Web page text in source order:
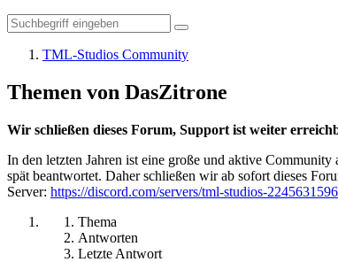
TML-Studios Community
Themen von DasZitrone
Wir schließen dieses Forum, Support ist weiter
In den letzten Jahren ist eine große und aktive
spät beantwortet. Daher schließen wir ab sofort dieses
Server: https://discord.com/servers/tml-studios-
Thema
Antworten
Letzte Antwort